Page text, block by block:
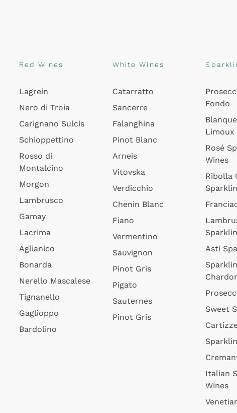
Red Wines
Lagrein
Nero di Troia
Carignano Sulcis
Schioppettino
Rosso di
Montalcino
Morgon
Lambrusco
Gamay
Lacrima
Aglianico
Bonarda
Nerello Mascalese
Tignanello
Gaglioppo
Bardolino
White Wines
Catarratto
Sancerre
Falanghina
Pinot Blanc
Arneis
Vitovska
Verdicchio
Chenin Blanc
Fiano
Vermentino
Sauvignon
Pinot Gris
Pigato
Sauternes
Pinot Gris
Fondo
Limoux
Rosé
Wines
Ribolla
Asti
Sweet
Italian
Wines